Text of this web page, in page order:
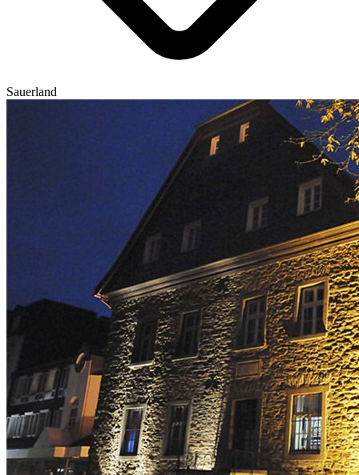
Sauerland